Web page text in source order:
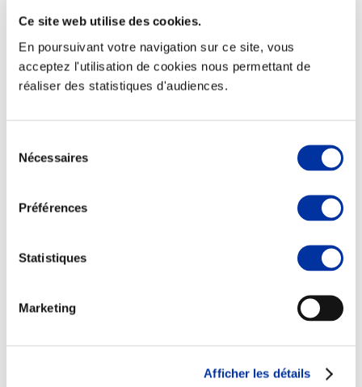
Ce site web utilise des cookies.
En poursuivant votre navigation sur ce site, vous
acceptez l'utilisation de cookies nous permettant de
réaliser des statistiques d'audiences.
Nécessaires
Préférences
Statistiques
Marketing
Afficher les détails
Elevage